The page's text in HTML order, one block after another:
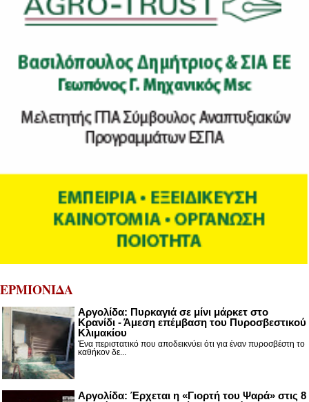
ΕΡΜΙΟΝΙΔΑ
Αργολίδα: Πυρκαγιά σε μίνι μάρκετ στο
Κρανίδι - Άμεση επέμβαση του Πυροσβεστικού
Κλιμακίου
Ένα περιστατικό που αποδεικνύει ότι για έναν πυροσβέστη το
καθήκον δε...
Αργολίδα: Έρχεται η «Γιορτή του Ψαρά» στις 8